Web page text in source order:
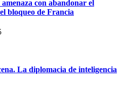
con abandonar el
bloqueo de Francia
La diplomacia de inteligencia